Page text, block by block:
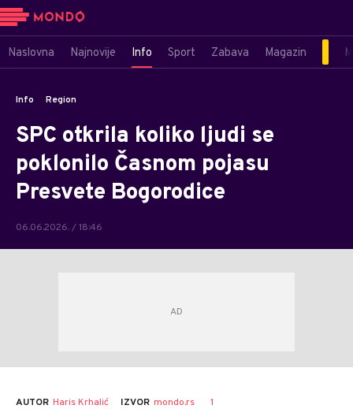
Naslovna Najnovije Info Sport Zabava Magazin
Info Region
SPC otkrila koliko ljudi se
poklonilo Časnom pojasu
Presvete Bogorodice
06.06.2026. / 18:46
AUTOR Haris Krhalić IZVOR mondo.rs 1